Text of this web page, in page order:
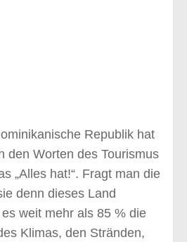
Republik hat
den Worten des Tourismus
„Alles hat!“. Fragt man die
denn dieses Land
weit mehr als 85 % die
Klimas, den Stränden,